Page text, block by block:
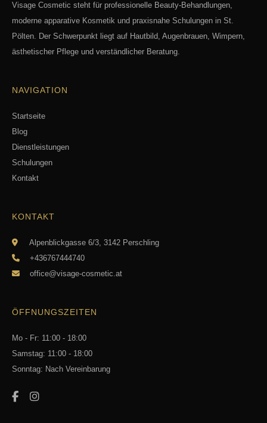
Visage Cosmetic steht für professionelle Beauty-Behandlungen,
moderne apparative Kosmetik und praxisnahe Schulungen in St.
Pölten. Der Schwerpunkt liegt auf Hautbild, Augenbrauen, Wimpern,
ästhetischer Pflege und verständlicher Beratung.
NAVIGATION
Startseite
Blog
Dienstleistungen
Schulungen
Kontakt
KONTAKT
Alpenblickgasse 6/3, 3142 Perschling
+436767444740
office@visage-cosmetic.at
ÖFFNUNGSZEITEN
Mo - Fr: 11:00 - 18:00
Samstag: 11:00 - 18:00
Sonntag: Nach Vereinbarung